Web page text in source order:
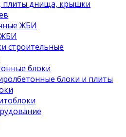
плиты днища, крышки
ЖБИ
строительные
блоки
блоки и плиты